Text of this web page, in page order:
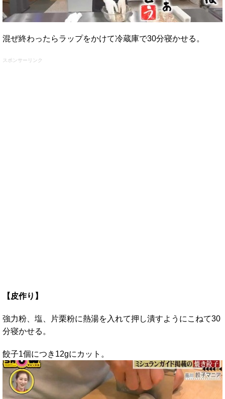
混ぜ終わったらラップをかけて冷蔵庫で30分寝かせる。
スポンサーリンク
【皮作り】
強力粉、塩、片栗粉に熱湯を入れて押し潰すようにこねて30
分寝かせる。
餃子1個につき12gにカット。